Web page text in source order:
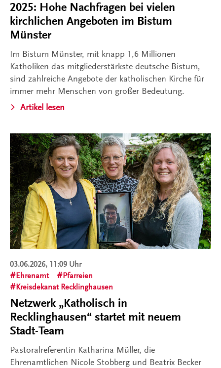
2025: Hohe Nachfragen bei vielen
kirchlichen Angeboten im Bistum
Münster
Im Bistum Münster, mit knapp 1,6 Millionen
Katholiken das mitgliederstärkste deutsche Bistum,
sind zahlreiche Angebote der katholischen Kirche für
immer mehr Menschen von großer Bedeutung.
Artikel lesen
03.06.2026, 11:09 Uhr
Ehrenamt
Pfarreien
Kreisdekanat Recklinghausen
Netzwerk „Katholisch in
Recklinghausen“ startet mit neuem
Stadt-Team
Pastoralreferentin Katharina Müller, die
Ehrenamtlichen Nicole Stobberg und Beatrix Becker